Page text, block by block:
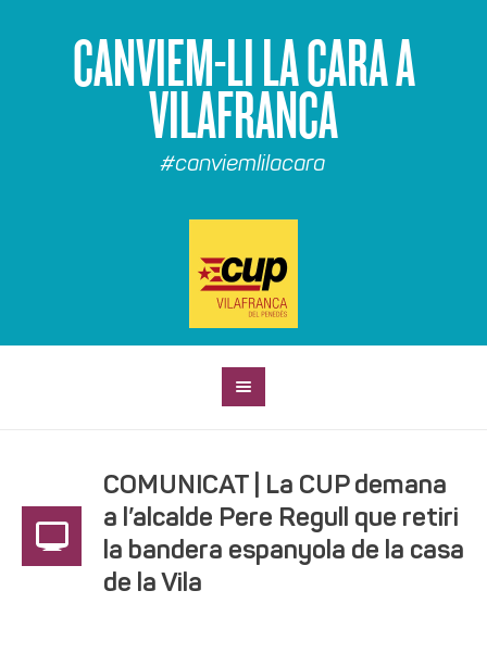
CANVIEM-LI LA CARA A
VILAFRANCA
#canviemlilacara
COMUNICAT | La CUP demana
a l’alcalde Pere Regull que retiri
la bandera espanyola de la casa
de la Vila